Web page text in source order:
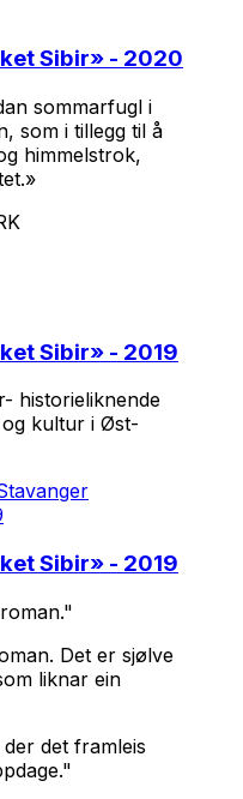
Sibir» - 2020
sommarfugl i
som i tillegg til å
himmelstrok,
Sibir» - 2019
historieliknende
kultur i Øst-
Sibir» - 2019
Det er sjølve
liknar ein
det framleis